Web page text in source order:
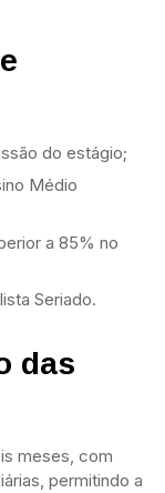
do estágio;
Médio
a 85% no
Seriado.
das
meses, com
permitindo a